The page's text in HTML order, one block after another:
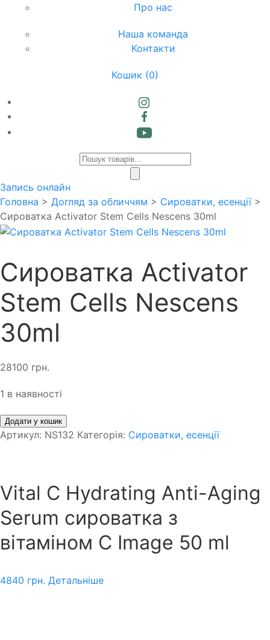
Про нас
Наша команда
Контакти
Кошик (0)
Products
Запись онлайн
Головна > Догляд за обличчям > Сироватки, есенції>
Сироватка Activator Stem Cells Nescens 30ml
Сироватка Activator
Stem Cells Nescens
30ml
28100 грн.
1 в наявності
Додати у кошик
Артикул: NS132 Категорія: Сироватки, есенції
Vital C Hydrating Anti-Aging
Serum сироватка з
вітаміном С Image 50 ml
4840 грн. Детальніше